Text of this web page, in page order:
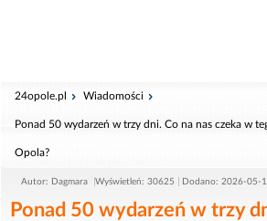
24opole.pl Wiadomości
Ponad 50 wydarzeń w trzy dni. Co na nas czeka w
Opola?
Autor: Dagmara Wyświetleń: 30625 Dodano: 2026-05-
Ponad 50 wydarzeń w trzy